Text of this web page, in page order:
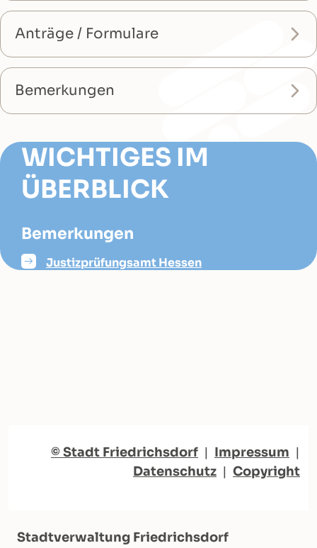
Anträge / Formulare
Bemerkungen
WICHTIGES IM
ÜBERBLICK
Bemerkungen
Justizprüfungsamt Hessen
© Stadt Friedrichsdorf | Impressum |
Datenschutz | Copyright
Stadtverwaltung Friedrichsdorf